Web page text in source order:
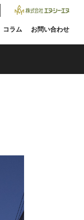
コラム お問い合わせ